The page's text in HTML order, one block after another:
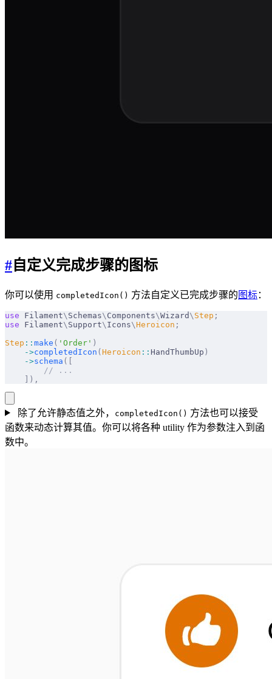
# 自定义完成步骤的图标
你可以使用 completedIcon() 方法自定义已完成步骤的 图标：
use Filament\ Schemas\ Components\Wizard \ Step ;
use Filament\ Support\ Icons\Heroicon ;
Step :: make ( 'Order' )
    ->
completedIcon ( Heroicon :: HandThumbUp )
    ->
schema ([
        // ...
    ]),
除了允许静态值之外， completedIcon() 方法也可以接受
函数来动态计算其值。你可以将各种 utility 作为参数注入到函
数中。